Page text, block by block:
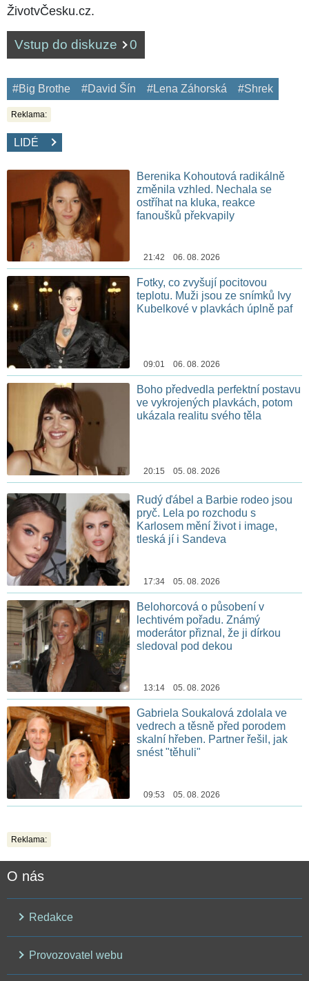
ŽivotvČesku.cz.
Vstup do diskuze 0
#Big Brothe #David Šín #Lena Záhorská #Shrek
Reklama:
LIDÉ
Berenika Kohoutová radikálně
změnila vzhled. Nechala se
ostříhat na kluka, reakce
fanoušků překvapily
21:42 06. 08. 2026
Fotky, co zvyšují pocitovou
teplotu. Muži jsou ze snímků Ivy
Kubelkové v plavkách úplně paf
09:01 06. 08. 2026
Boho předvedla perfektní postavu
ve vykrojených plavkách, potom
ukázala realitu svého těla
20:15 05. 08. 2026
Rudý ďábel a Barbie rodeo jsou
pryč. Lela po rozchodu s
Karlosem mění život i image,
tleská jí i Sandeva
17:34 05. 08. 2026
Belohorcová o působení v
lechtivém pořadu. Známý
moderátor přiznal, že ji dírkou
sledoval pod dekou
13:14 05. 08. 2026
Gabriela Soukalová zdolala ve
vedrech a těsně před porodem
skalní hřeben. Partner řešil, jak
snést "těhuli"
09:53 05. 08. 2026
Reklama:
O nás
Redakce
Provozovatel webu